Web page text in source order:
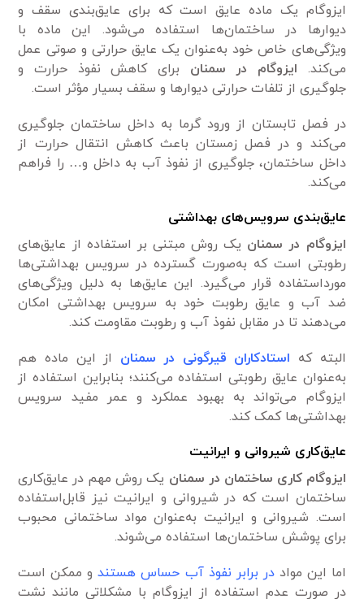
ایزوگام یک ماده عایق است که برای عایق‌بندی سقف و
دیوارها در ساختمان‌ها استفاده می‌شود. این ماده با
ویژگی‌های خاص خود به‌عنوان یک عایق حرارتی و صوتی عمل
می‌کند. ایزوگام در سمنان برای کاهش نفوذ حرارت و
جلوگیری از تلفات حرارتی دیوارها و سقف بسیار مؤثر است.
در فصل تابستان از ورود گرما به داخل ساختمان جلوگیری
می‌کند و در فصل زمستان باعث کاهش انتقال حرارت از
داخل ساختمان، جلوگیری از نفوذ آب به داخل و… را فراهم
می‌کند.
عایق‌بندی سرویس‌های بهداشتی
ایزوگام در سمنان یک روش مبتنی بر استفاده از عایق‌های
رطوبتی است که به‌صورت گسترده در سرویس بهداشتی‌ها
مورداستفاده قرار می‌گیرد. این عایق‌ها به دلیل ویژگی‌های
ضد آب و عایق رطوبت خود به سرویس بهداشتی امکان
می‌دهند تا در مقابل نفوذ آب و رطوبت مقاومت کند.
البته که استادکاران قیرگونی در سمنان از این ماده هم
به‌عنوان عایق رطوبتی استفاده می‌کنند؛ بنابراین استفاده از
ایزوگام می‌تواند به بهبود عملکرد و عمر مفید سرویس
بهداشتی‌ها کمک کند.
عایق‌کاری شیروانی و ایرانیت
ایزوگام کاری ساختمان در سمنان یک روش مهم در عایق‌کاری
ساختمان است که در شیروانی و ایرانیت نیز قابل‌استفاده
است. شیروانی و ایرانیت به‌عنوان مواد ساختمانی محبوب
برای پوشش ساختمان‌ها استفاده می‌شوند.
اما این مواددر برابر نفوذ آب حساس هستندو ممکن است
در صورت عدم استفاده از ایزوگام با مشکلاتی مانند نشت